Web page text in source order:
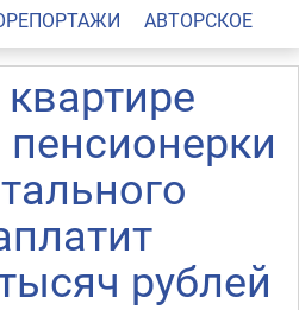
АВТОРСКОЕ
рублей